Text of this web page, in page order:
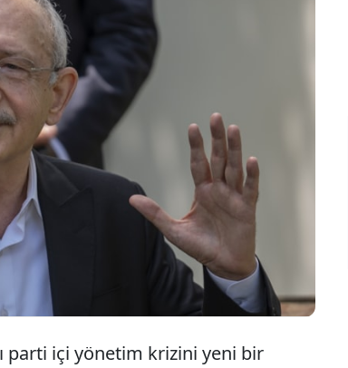
TBMM’de grup toplantısı düzenlemek isteyen
gelen tepkiler üzerine planını değiştirerek
taşıdı. Gelişme parti içinde yeni bir
getirdi...
parti içi yönetim krizini yeni bir